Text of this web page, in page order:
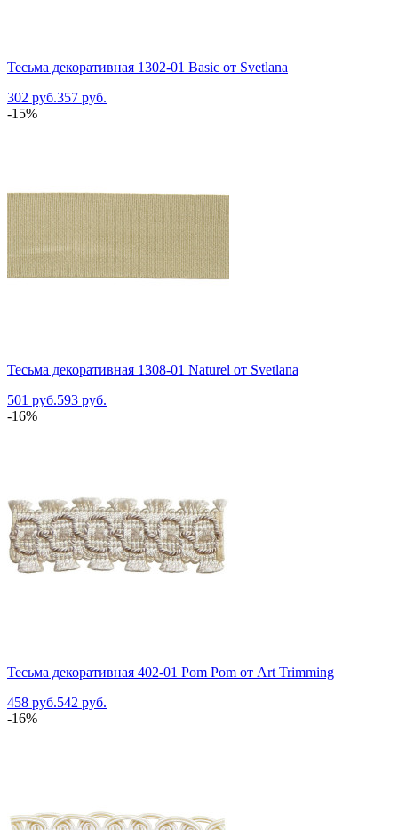
Тесьма декоративная 1302-01 Basic от Svetlana
302 руб.357 руб.
-15%
Тесьма декоративная 1308-01 Naturel от Svetlana
501 руб.593 руб.
-16%
Тесьма декоративная 402-01 Pom Pom от Art Trimming
458 руб.542 руб.
-16%